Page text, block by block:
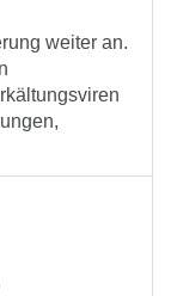
weiter an.